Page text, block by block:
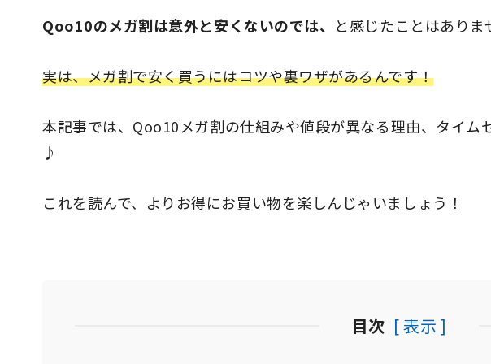
Qoo10のメガ割は意外と安くないのでは、 と感じたことはありま
実は、メガ割で安く買うにはコツや裏ワザがあるんです！
本記事では、Qoo10メガ割の仕組みや値段が異なる理由、タイム
♪
これを読んで、よりお得にお買い物を楽しんじゃいましょう！
目次 [ 表示 ]